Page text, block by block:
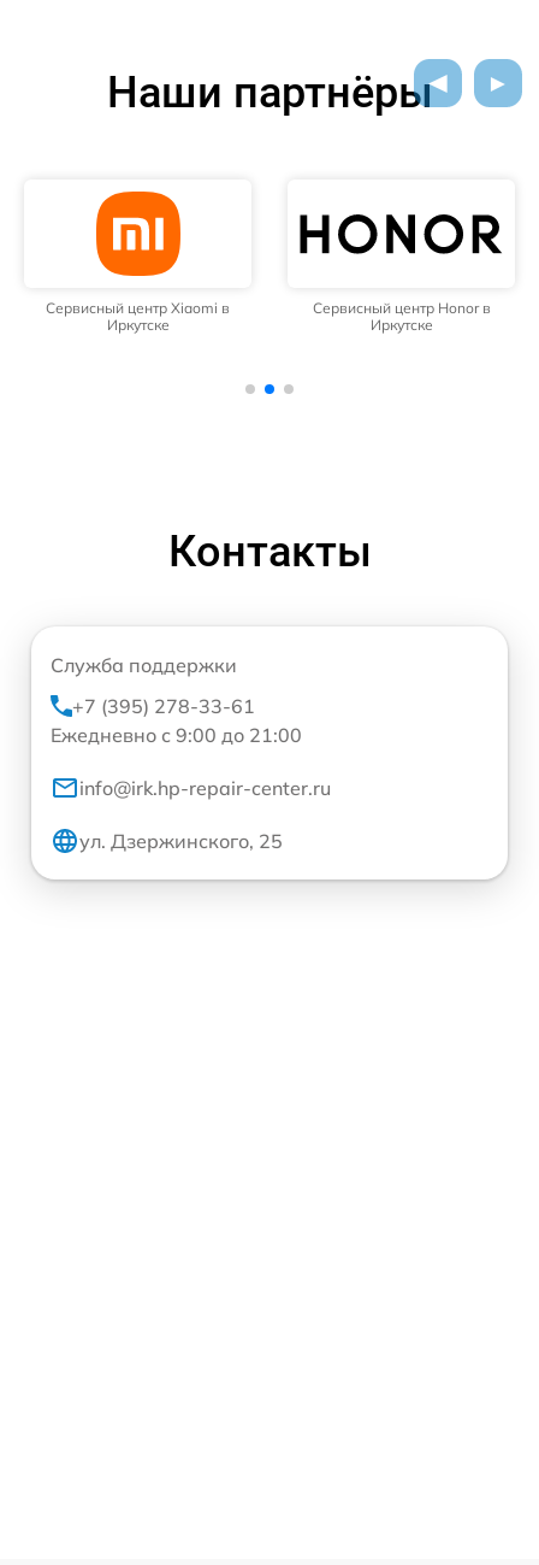
Наши партнёры
Сервисный центр Xiaomi в
Иркутске
Сервисный центр Honor в
Иркутске
Контакты
Служба поддержки
+7 (395) 278-33-61
Ежедневно с 9:00 до 21:00
info@irk.hp-repair-center.ru
ул. Дзержинского, 25